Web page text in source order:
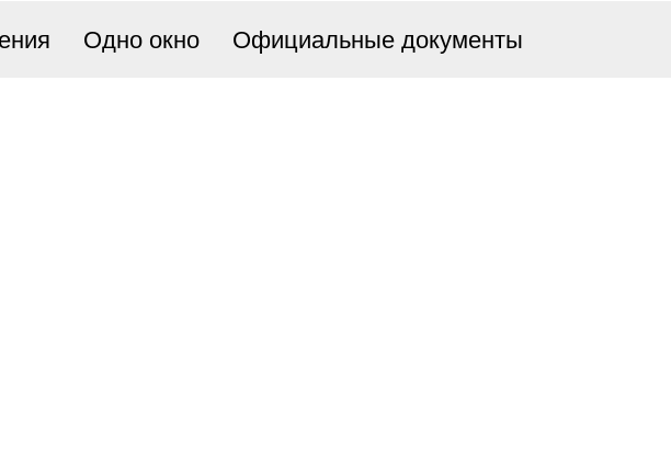
Одно окно Официальные документы